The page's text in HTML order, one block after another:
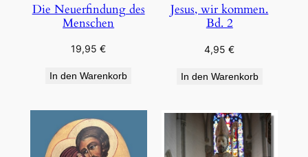
Die Neuerfindung des
Menschen
19,95€
In den Warenkorb
Jesus, wir kommen.
Bd. 2
4,95€
In den Warenkorb